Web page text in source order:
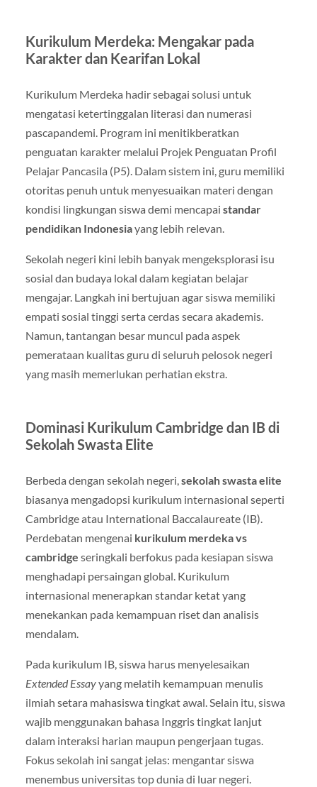
Kurikulum Merdeka: Mengakar pada
Karakter dan Kearifan Lokal
Kurikulum Merdeka hadir sebagai solusi untuk
mengatasi ketertinggalan literasi dan numerasi
pascapandemi. Program ini menitikberatkan
penguatan karakter melalui Projek Penguatan Profil
Pelajar Pancasila (P5). Dalam sistem ini, guru memiliki
otoritas penuh untuk menyesuaikan materi dengan
kondisi lingkungan siswa demi mencapai standar
pendidikan Indonesiayang lebih relevan.
Sekolah negeri kini lebih banyak mengeksplorasi isu
sosial dan budaya lokal dalam kegiatan belajar
mengajar. Langkah ini bertujuan agar siswa memiliki
empati sosial tinggi serta cerdas secara akademis.
Namun, tantangan besar muncul pada aspek
pemerataan kualitas guru di seluruh pelosok negeri
yang masih memerlukan perhatian ekstra.
Dominasi Kurikulum Cambridge dan IB di
Sekolah Swasta Elite
Berbeda dengan sekolah negeri,sekolah swasta elite
biasanya mengadopsi kurikulum internasional seperti
Cambridge atau International Baccalaureate (IB).
Perdebatan mengenai kurikulum merdeka vs
cambridge seringkali berfokus pada kesiapan siswa
menghadapi persaingan global. Kurikulum
internasional menerapkan standar ketat yang
menekankan pada kemampuan riset dan analisis
mendalam.
Pada kurikulum IB, siswa harus menyelesaikan
Extended Essayyang melatih kemampuan menulis
ilmiah setara mahasiswa tingkat awal. Selain itu, siswa
wajib menggunakan bahasa Inggris tingkat lanjut
dalam interaksi harian maupun pengerjaan tugas.
Fokus sekolah ini sangat jelas: mengantar siswa
menembus universitas top dunia di luar negeri.